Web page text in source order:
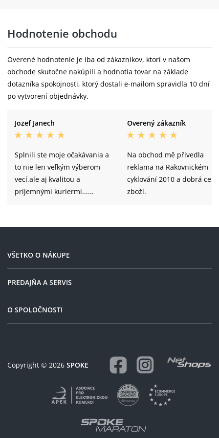
MaxxSpeed, EXO, tubeless
Zadní ráfek: Giant XCA WheelSystem
Zadní náboj:
Giant XCA MTB alloy, 3-pawl driver, 6-
bolt
Maxxis Aspen 29x2.4, foldable, 120tpi,
Hmotnost:
Barva: Dreamy Blue/Black
Hodnotenie obchodu
Overené hodnotenie je iba od zákazníkov, ktorí v našom
obchode skutočne nakúpili a hodnotia tovar na základe
dotazníka spokojnosti, ktorý dostali e-mailom spravidla 10 dní
po vytvorení objednávky.
Jozef Janech
Splnili ste moje očakávania a
to nie len veľkým výberom
vecí,ale aj kvalitou a
príjemnými kuriermi......
Overený zákazník
Na obchod mě přivedla
reklama na Rakovnickém
cyklování 2010 a dobrá cena
zboží.
VŠETKO O NÁKUPE
PREDAJŇA A SERVIS
O SPOLOČNOSTI
Copyright © 2026 SPOKE